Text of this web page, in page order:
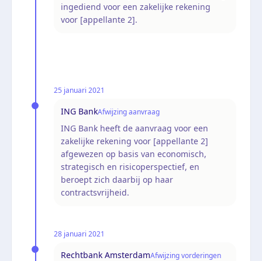
ingediend voor een zakelijke rekening
voor [appellante 2].
25 januari 2021
ING BankAfwijzing aanvraag
ING Bank heeft de aanvraag voor een
zakelijke rekening voor [appellante 2]
afgewezen op basis van economisch,
strategisch en risicoperspectief, en
beroept zich daarbij op haar
contractsvrijheid.
28 januari 2021
Rechtbank AmsterdamAfwijzing vorderingen